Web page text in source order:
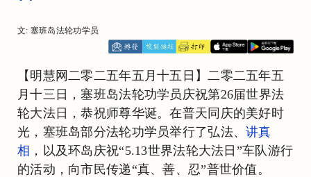
文: 塞班岛法轮功学员
【明慧网二零二五年五月十五日】二零二五年五
月十三日，塞班岛法轮功学员庆祝第26届世界法
轮大法日，恭祝师尊华诞。在普天同庆的美好时
光，塞班岛部分法轮功学员举行了弘法、讲真
相 ，以及环岛庆祝“5.13世界法轮大法日”车队游行
的活动，向市民传递“真、善、忍”普世价值。